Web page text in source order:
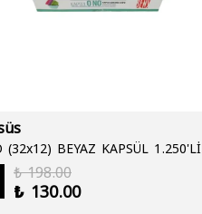
(32x12) BEYAZ KAPSÜL 1.250'Lİ
₺ 198.00
₺ 130.00